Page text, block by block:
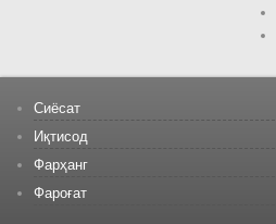
Сиёсат
Иқтисод
Фарҳанг
Фароғат